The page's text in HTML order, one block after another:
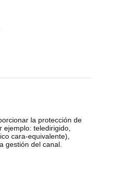
la protección de
teledirigido,
cara-equivalente),
gestión del canal.